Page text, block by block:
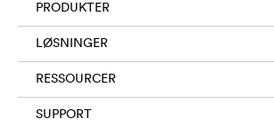
PRODUKTER
LØSNINGER
RESSOURCER
SUPPORT